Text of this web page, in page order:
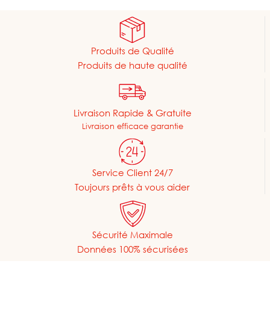
Produits de Qualité
Produits de haute qualité
Livraison Rapide & Gratuite
Livraison efficace garantie
Service Client 24/7
Toujours prêts à vous aider
Sécurité Maximale
Données 100% sécurisées